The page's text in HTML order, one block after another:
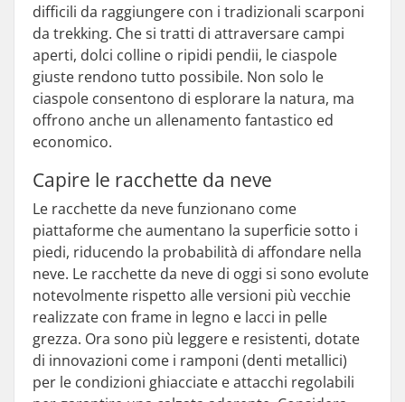
difficili da raggiungere con i tradizionali scarponi
da trekking. Che si tratti di attraversare campi
aperti, dolci colline o ripidi pendii, le ciaspole
giuste rendono tutto possibile. Non solo le
ciaspole consentono di esplorare la natura, ma
offrono anche un allenamento fantastico ed
economico.
Capire le racchette da neve
Le racchette da neve funzionano come
piattaforme che aumentano la superficie sotto i
piedi, riducendo la probabilità di affondare nella
neve. Le racchette da neve di oggi si sono evolute
notevolmente rispetto alle versioni più vecchie
realizzate con frame in legno e lacci in pelle
grezza. Ora sono più leggere e resistenti, dotate
di innovazioni come i ramponi (denti metallici)
per le condizioni ghiacciate e attacchi regolabili